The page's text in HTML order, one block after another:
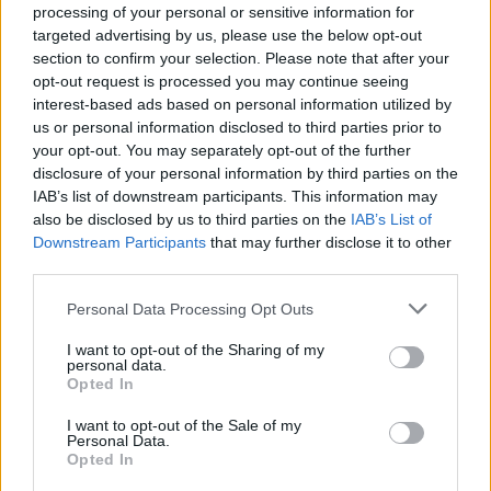
processing of your personal or sensitive information for
targeted advertising by us, please use the below opt-out
section to confirm your selection. Please note that after your
opt-out request is processed you may continue seeing
interest-based ads based on personal information utilized by
us or personal information disclosed to third parties prior to
your opt-out. You may separately opt-out of the further
disclosure of your personal information by third parties on the
IAB’s list of downstream participants. This information may
also be disclosed by us to third parties on the IAB’s List of
Downstream Participants that may further disclose it to other
Please note that this website/app uses one or more Google
not limited to your visit or usage behaviour. You may click to
grant or deny consent to Google and its third-party tags to
use your data for below specified purposes in below Google
consent section.
Personal Data Processing Opt Outs
I want to opt-out of the Sharing of my
personal data.
Opted In
I want to opt-out of the Sale of my
Personal Data.
Opted In
Cruciblemerita un trattamento speciale,
paragonandolo idealmente a palcoscenici storici
di altri sport e chiedendo rispetto per la
tradizione.
Nel complesso, il periodo intorno al World
Snooker Championship 2026 è stato una miscela
di gioventù emergente, campioni storici e
situazioni che hanno stimolato dibattiti tecnici e
etici. Tra le immagini più durevoli rimarranno il
18-17 di Wu Yize del 04/05/26, le reazioni di
momenti spettacolari che hanno accompagnato
ogni sessione.